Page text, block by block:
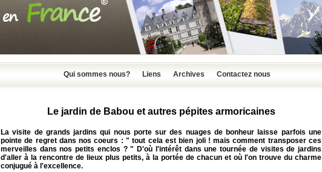
Qui sommes nous? Liens Archives Contactez nous
Le jardin de Babou et autres pépites armoricaines
La visite de grands jardins qui nous porte sur des nuages de bonheur laisse parfois une
pointe de regret dans nos coeurs : " tout cela est bien joli ! mais comment transposer ces
merveilles dans nos petits enclos ? " D'où l'intérêt dans une tournée de visites de jardins
d'aller à la rencontre de lieux plus petits, à la portée de chacun et où l'on trouve du charme
conjugué à l'excellence.